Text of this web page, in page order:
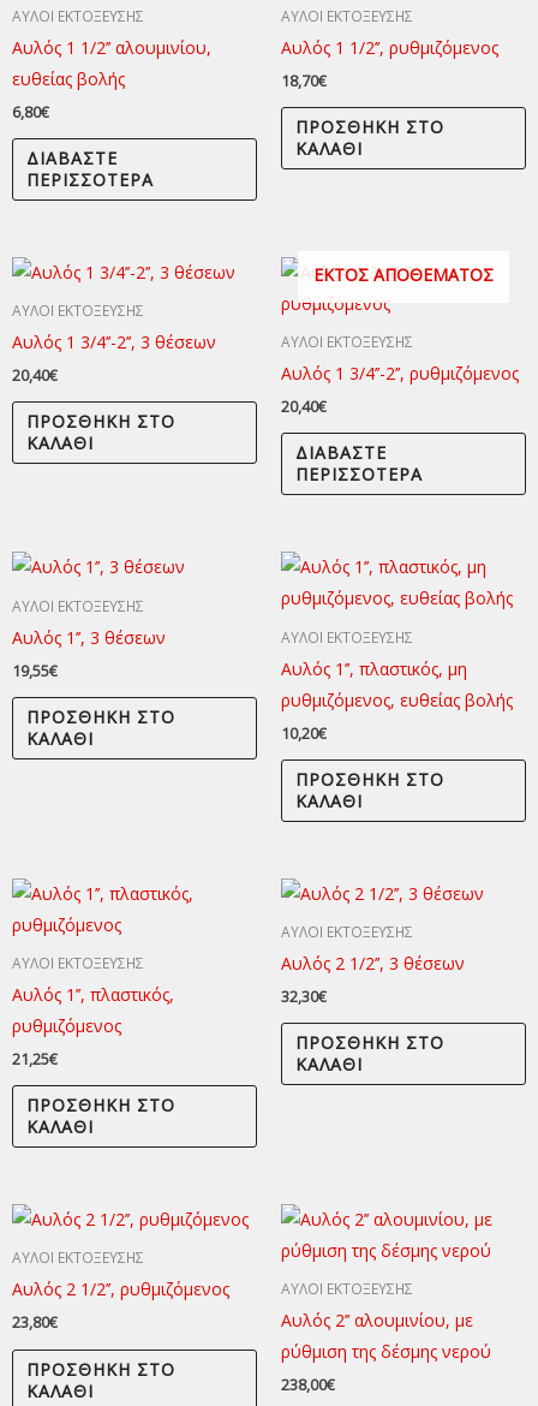
ΑΥΛΟΙ ΕΚΤΟΞΕΥΣΗΣ
Αυλός 1 1/2’’ αλουμινίου,
ευθείας βολής
6,80€
ΔΙΑΒΆΣΤΕ
ΠΕΡΙΣΣΌΤΕΡΑ
ΑΥΛΟΙ ΕΚΤΟΞΕΥΣΗΣ
Αυλός 1 1/2’’, ρυθμιζόμενος
18,70€
ΠΡΟΣΘΉΚΗ ΣΤΟ
ΚΑΛΆΘΙ
ΑΥΛΟΙ ΕΚΤΟΞΕΥΣΗΣ
Αυλός 1 3/4’’-2’’, 3 θέσεων
20,40€
ΠΡΟΣΘΉΚΗ ΣΤΟ
ΚΑΛΆΘΙ
ΕΚΤΌΣ ΑΠΟΘΈΜΑΤΟΣ
ΑΥΛΟΙ ΕΚΤΟΞΕΥΣΗΣ
Αυλός 1 3/4’’-2’’, ρυθμιζόμενος
20,40€
ΔΙΑΒΆΣΤΕ
ΠΕΡΙΣΣΌΤΕΡΑ
ΑΥΛΟΙ ΕΚΤΟΞΕΥΣΗΣ
Αυλός 1’’, 3 θέσεων
19,55€
ΠΡΟΣΘΉΚΗ ΣΤΟ
ΚΑΛΆΘΙ
ΑΥΛΟΙ ΕΚΤΟΞΕΥΣΗΣ
Αυλός 1’’, πλαστικός, μη
ρυθμιζόμενος, ευθείας βολής
10,20€
ΠΡΟΣΘΉΚΗ ΣΤΟ
ΚΑΛΆΘΙ
ΑΥΛΟΙ ΕΚΤΟΞΕΥΣΗΣ
Αυλός 1’’, πλαστικός,
ρυθμιζόμενος
21,25€
ΠΡΟΣΘΉΚΗ ΣΤΟ
ΚΑΛΆΘΙ
ΑΥΛΟΙ ΕΚΤΟΞΕΥΣΗΣ
Αυλός 2 1/2’’, 3 θέσεων
32,30€
ΠΡΟΣΘΉΚΗ ΣΤΟ
ΚΑΛΆΘΙ
ΑΥΛΟΙ ΕΚΤΟΞΕΥΣΗΣ
Αυλός 2 1/2’’, ρυθμιζόμενος
23,80€
ΠΡΟΣΘΉΚΗ ΣΤΟ
ΚΑΛΆΘΙ
ΑΥΛΟΙ ΕΚΤΟΞΕΥΣΗΣ
Αυλός 2’’ αλουμινίου, με
ρύθμιση της δέσμης νερού
238,00€